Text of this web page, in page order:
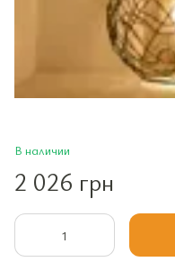
В наличии
2 026 грн